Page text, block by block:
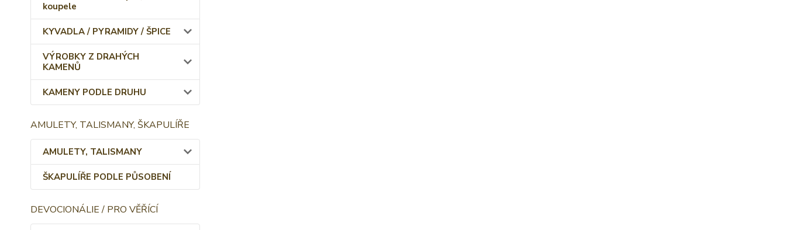
koupele
KYVADLA / PYRAMIDY / ŠPICE
VÝROBKY Z DRAHÝCH
KAMENŮ
KAMENY PODLE DRUHU
AMULETY, TALISMANY, ŠKAPULÍŘE
AMULETY, TALISMANY
ŠKAPULÍŘE PODLE PŮSOBENÍ
DEVOCIONÁLIE / PRO VĚŘÍCÍ